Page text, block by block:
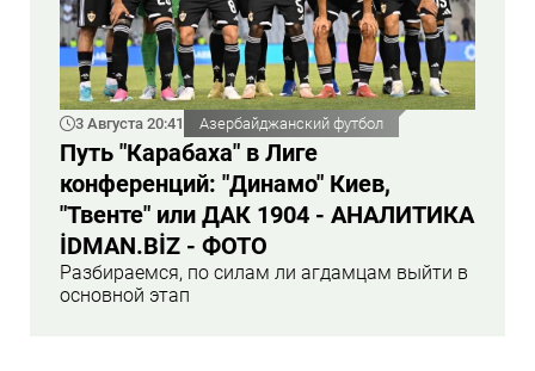
3 Августа 20:41 Азербайджанский футбол
Путь "Карабаха" в Лиге
конференций: "Динамо" Киев,
"Твенте" или ДАК 1904 - АНАЛИТИКА
İDMAN.BİZ - ФОТО
Разбираемся, по силам ли агдамцам выйти в
основной этап